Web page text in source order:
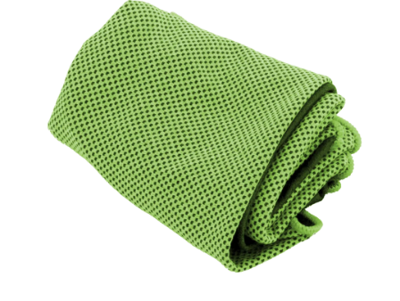
hvězdiček.